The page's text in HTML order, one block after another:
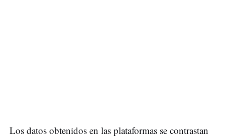
Los datos obtenidos en las plataformas se contrastan